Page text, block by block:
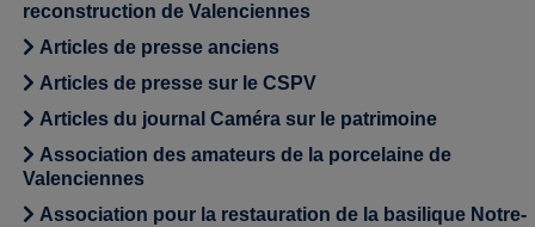
reconstruction de Valenciennes
Articles de presse anciens
Articles de presse sur le CSPV
Articles du journal Caméra sur le patrimoine
Association des amateurs de la porcelaine de
Valenciennes
Association pour la restauration de la basilique Notre-